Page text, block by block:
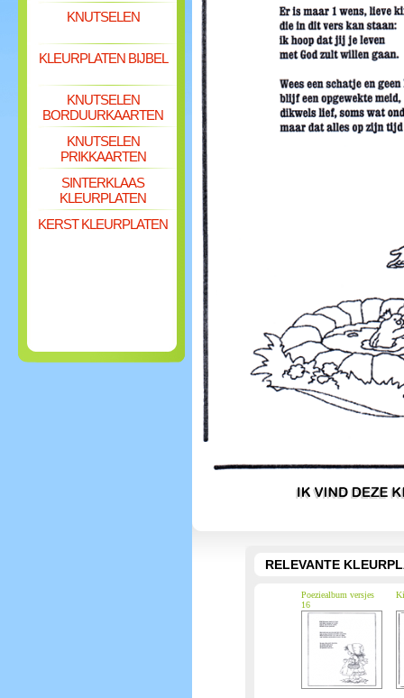
KNUTSELEN
KLEURPLATEN BIJBEL
KNUTSELEN
BORDUURKAARTEN
KNUTSELEN
PRIKKAARTEN
SINTERKLAAS
KLEURPLATEN
KERST KLEURPLATEN
RELEVANTE
Poeziealbum versjes
16